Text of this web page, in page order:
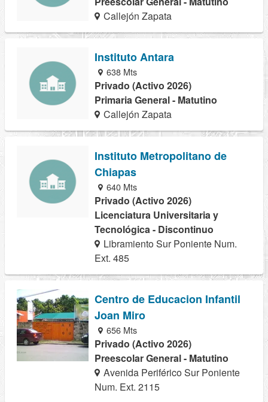
Callejón Zapata
Instituto Antara
638 Mts
Privado (Activo 2026)
Primaria General - Matutino
Callejón Zapata
Instituto Metropolitano de
Chiapas
640 Mts
Privado (Activo 2026)
Licenciatura Universitaria y
Tecnológica - Discontinuo
Libramiento Sur Poniente Num.
Ext. 485
Centro de Educacion Infantil
Joan Miro
656 Mts
Privado (Activo 2026)
Preescolar General - Matutino
Avenida Periférico Sur Poniente
Num. Ext. 2115